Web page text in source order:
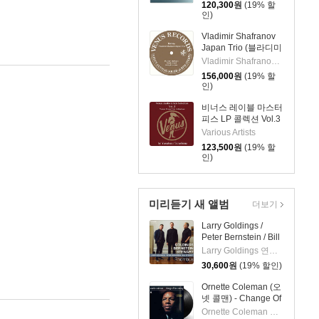
[2LP]
120,300원 (19% 할
인)
Vladimir Shafranov
Japan Trio (블라디미
르 샤프라노프 재팬
트리오) - Bolivia
[2LP]
Vladimir Shafranov Japan Trio
156,000원 (19% 할
인)
비너스 레이블 마스터
피스 LP 콜렉션 Vol.3
(Venus Audio Grade
Records Selection
Vol. 3 by Yasukuni
Terashima) [2LP]
Various Artists
123,500원 (19% 할
인)
미리듣기 새 앨범
Larry Goldings /
Peter Bernstein / Bill
Stewart (래리 골딩스
/ 피터 번스타인 / 빌
스튜어트) - Rhombus
Larry Goldings 연주 외 2명
30,600원 (19% 할인)
Ornette Coleman (오
넷 콜맨) - Change Of
The Century [LP] Ornette Coleman 연주
더보기